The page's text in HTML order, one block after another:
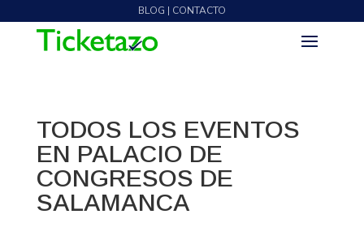
BLOG | CONTACTO
TODOS LOS EVENTOS
EN PALACIO DE
CONGRESOS DE
SALAMANCA